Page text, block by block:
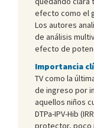
efecto como el
Los autores
de análisis
efecto de
Importancia
TV como la
de ingreso por
aquellos niños
DTPa-IPV-Hib
protector, poco